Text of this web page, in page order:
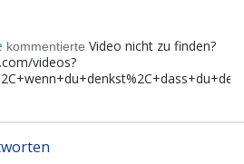
kommentierte Video nicht zu finden?
videos?